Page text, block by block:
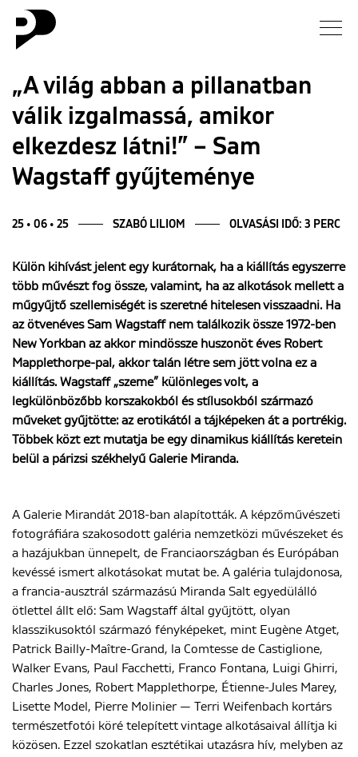
Galéria
Rólunk
„A világ abban a pillanatban
válik izgalmassá, amikor
elkezdesz látni!” – Sam
Wagstaff gyűjteménye
25 • 06 • 25 SZABÓ LILIOM OLVASÁSI IDŐ: 3 PERC
Külön kihívást jelent egy kurátornak, ha a kiállítás egyszerre
több művészt fog össze, valamint, ha az alkotások mellett a
műgyűjtő szellemiségét is szeretné hitelesen visszaadni. Ha
az ötvenéves Sam Wagstaff nem találkozik össze 1972-ben
New Yorkban az akkor mindössze huszonöt éves Robert
Mapplethorpe-pal, akkor talán létre sem jött volna ez a
kiállítás. Wagstaff „szeme” különleges volt, a
legkülönbözőbb korszakokból és stílusokból származó
műveket gyűjtötte: az erotikától a tájképeken át a portrékig.
Többek közt ezt mutatja be egy dinamikus kiállítás keretein
belül a párizsi székhelyű Galerie Miranda.
A Galerie Mirandát 2018-ban alapították. A képzőművészeti
fotográfiára szakosodott galéria nemzetközi művészeket és
a hazájukban ünnepelt, de Franciaországban és Európában
kevéssé ismert alkotásokat mutat be. A galéria tulajdonosa,
a francia-ausztrál származású Miranda Salt egyedülálló
ötlettel állt elő: Sam Wagstaff által gyűjtött, olyan
klasszikusoktól származó fényképeket, mint Eugène Atget,
Patrick Bailly-Maître-Grand, la Comtesse de Castiglione,
Walker Evans, Paul Facchetti, Franco Fontana, Luigi Ghirri,
Charles Jones, Robert Mapplethorpe, Étienne-Jules Marey,
Lisette Model, Pierre Molinier — Terri Weifenbach kortárs
természetfotói köré telepített vintage alkotásaival állítja ki
közösen. Ezzel szokatlan esztétikai utazásra hív, melyben az